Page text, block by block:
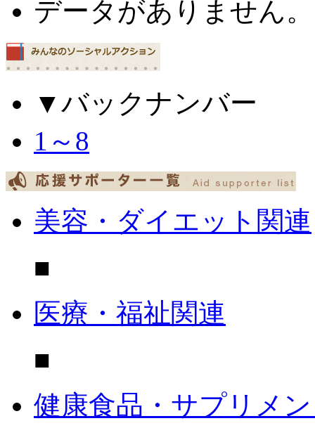
データがありません。
▼バックナンバー
1～8
美容・ダイエット関連
■
医療・福祉関連
■
健康食品・サプリメ